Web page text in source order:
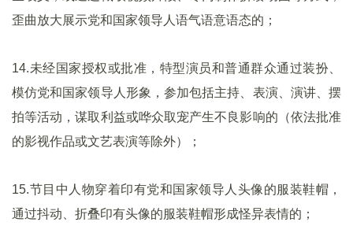
歪曲放大展示党和国家领导人语气语意语态的；
14.未经国家授权或批准，特型演员和普通群众通过装扮、
模仿党和国家领导人形象，参加包括主持、表演、演讲、摆
拍等活动，谋取利益或哗众取宠产生不良影响的（依法批准
的影视作品或文艺表演等除外）；
15.节目中人物穿着印有党和国家领导人头像的服装鞋帽，
通过抖动、折叠印有头像的服装鞋帽形成怪异表情的；